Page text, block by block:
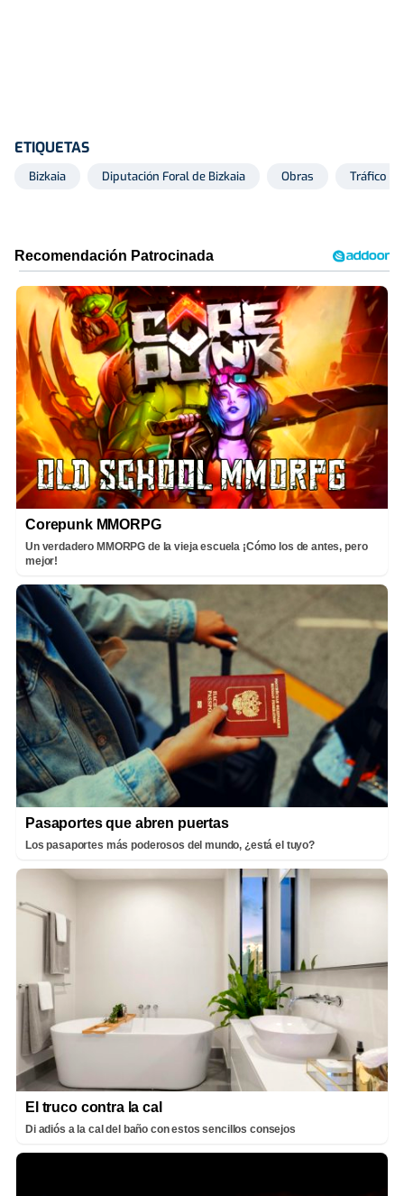
ETIQUETAS
Bizkaia Diputación Foral de Bizkaia Obras Tráfico
Corepunk MMORPG
Un verdadero MMORPG de la vieja escuela ¡Cómo los de antes, pero
mejor!
Pasaportes que abren puertas
Los pasaportes más poderosos del mundo, ¿está el tuyo?
El truco contra la cal
Di adiós a la cal del baño con estos sencillos consejos